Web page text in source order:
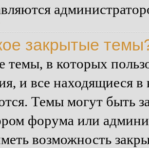
закрытые
темы, в которых
и все находящиеся
Темы могут быть
форума или
возможность